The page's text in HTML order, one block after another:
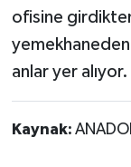
ofisine
anlar yer alıyor.
Kaynak: